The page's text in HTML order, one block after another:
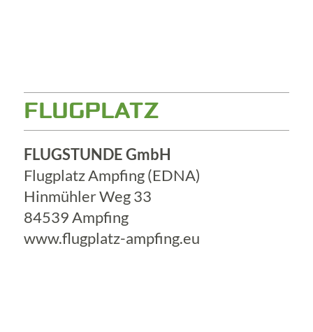
FLUGPLATZ
FLUGSTUNDE GmbH
Flugplatz Ampfing (EDNA)
Hinmühler Weg 33
84539 Ampfing
www.flugplatz-ampfing.eu